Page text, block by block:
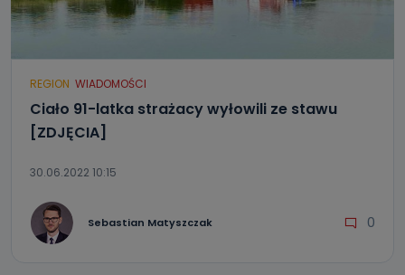
REGION WIADOMOŚCI
Ciało 91-latka strażacy wyłowili ze stawu
[ZDJĘCIA]
30.06.2022 10:15
Sebastian Matyszczak 0